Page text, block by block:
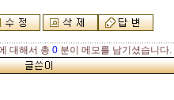
대해서 총 0 분이 메모를 남기셨습니다.